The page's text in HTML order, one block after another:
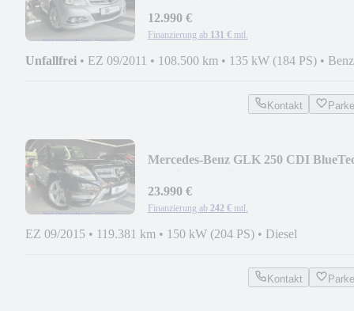
Paket
12.990 €
Finanzierung ab 131 € mtl.
Unfallfrei • EZ 09/2011 • 108.500 km • 135 kW (184 PS) •
Kontakt
Mercedes-Benz GLK 250 CDI
23.990 €
Finanzierung ab 242 € mtl.
EZ 09/2015 • 119.381 km • 150 kW (204 PS) • Diesel
Kontakt